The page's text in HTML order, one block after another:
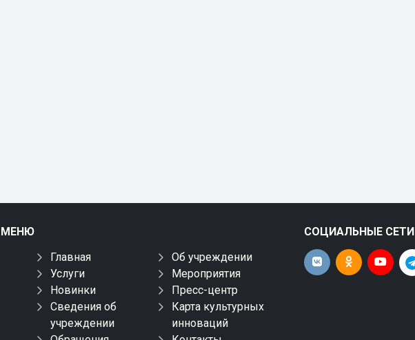
МЕНЮ
Главная
Об учреждении
Услуги
Мероприятия
Новинки
Пресс-центр
Сведения об
учреждении
Карта культурных
инноваций
СОЦИАЛЬНЫЕ СЕТИ